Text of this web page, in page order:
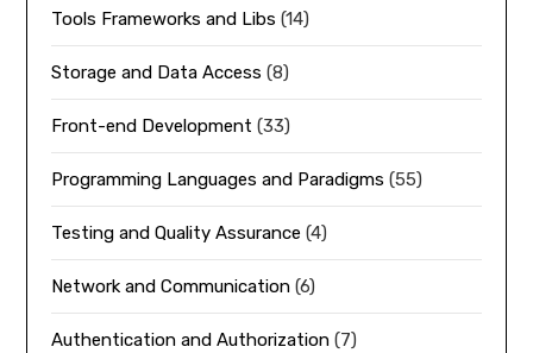
Tools Frameworks and Libs (14)
Storage and Data Access (8)
Front-end Development (33)
Programming Languages and Paradigms (55)
Testing and Quality Assurance (4)
Network and Communication (6)
Authentication and Authorization (7)